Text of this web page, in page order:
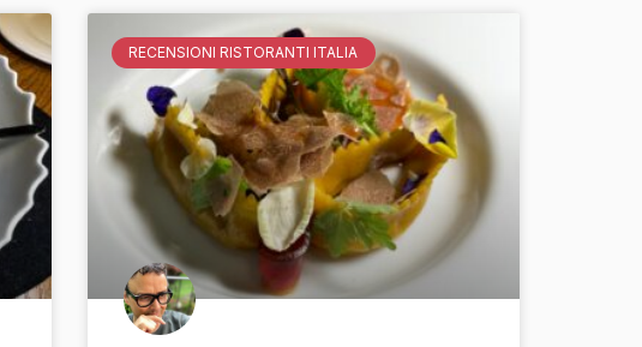
RECENSIONI RISTORANTI ITALIA